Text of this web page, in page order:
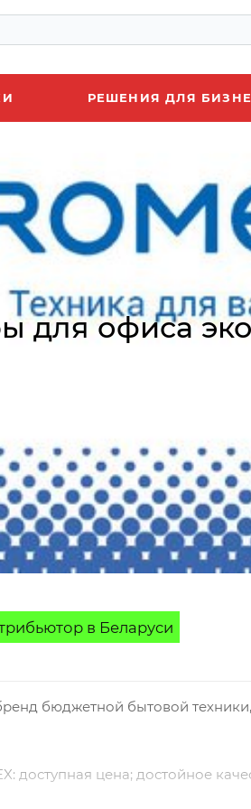
РЕШЕНИЯ ДЛЯ
для офиса
в Беларуси
бюджетной бытовой
доступная цена; достойное